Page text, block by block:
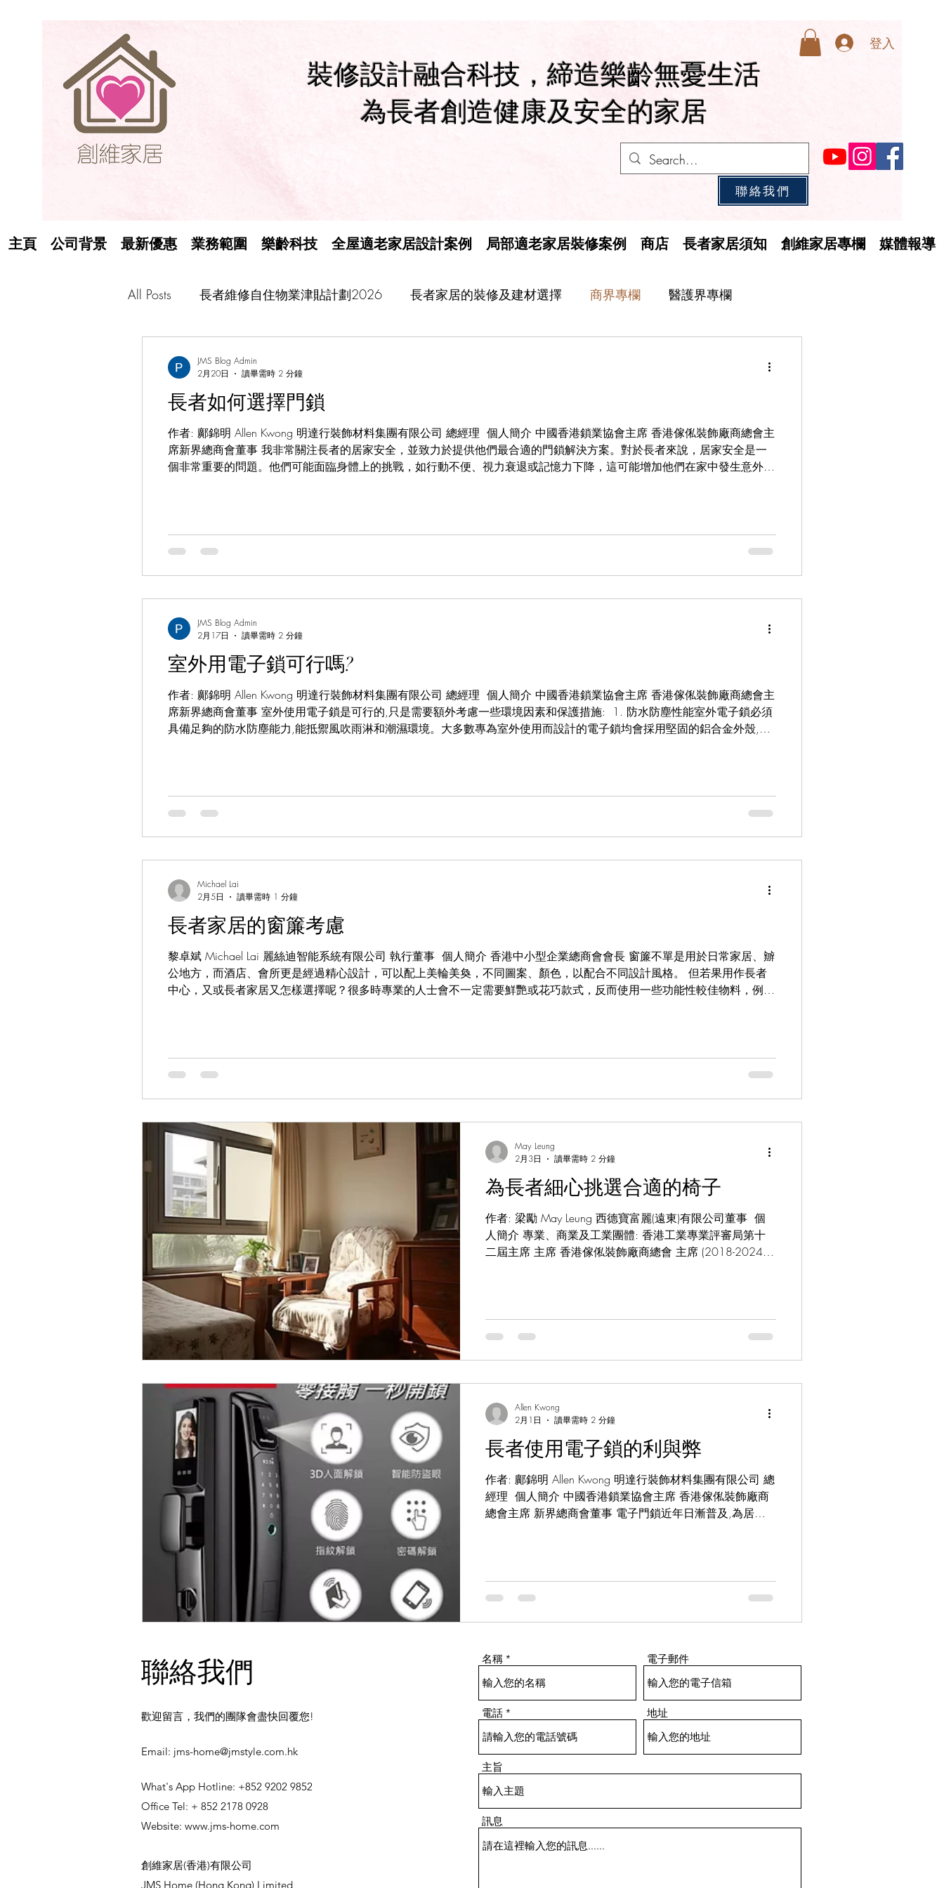
裝修設計融合科技，締造樂齡無憂生活
為長者創造健康及安全的家居
登入
聯絡我們
主頁 公司背景 最新優惠 業務範圍 樂齡科技 全屋適老家居設計案例 局部適老家居裝修案例 商店 長者家居須知 創維家居專欄 媒體報導
All Posts 長者維修自住物業津貼計劃2026 長者家居的裝修及建材選擇 商界專欄 醫護界專欄
長者如何選擇門鎖
作者: 鄺錦明 Allen Kwong 明達行裝飾材料集團有限公司 總經理 ​ 個人簡介 中國香港鎖業協會主席 香港傢俬裝飾廠商總會主
席新界總商會董事 我非常關注長者的居家安全，並致力於提供他們最合適的門鎖解決方案。對於長者來說，居家安全是一
個非常重要的問題。他們可能面臨身體上的挑戰，如行動不便、視力衰退或記憶力下降，這可能增加他們在家中發生意外或
於操作和維護的特點，以適應長者的需求。按鈕或指示燈應該清晰易讀，並且門鎖的操作應該簡單直觀，不需要過多的力量
或靈巧度。同時，門鎖的耐用性和可靠性也是至關重要的，這樣長者就不需要經常檢查和維修門鎖。 除了門鎖，還應該結
JMS Blog Admin
2月20日
讀畢需時 2 分鐘
室外用電子鎖可行嗎?
作者: 鄺錦明 Allen Kwong 明達行裝飾材料集團有限公司 總經理 ​ 個人簡介 中國香港鎖業協會主席 香港傢俬裝飾廠商總會主
席新界總商會董事 室外使用電子鎖是可行的,只是需要額外考慮一些環境因素和保護措施: ​ 1. 防水防塵性能室外電子鎖必須
具備足夠的防水防塵能力,能抵禦風吹雨淋和潮濕環境。大多數專為室外使用而設計的電子鎖均會採用堅固的鋁合金外殼,並
電方式室外電子鎖供電比室內型號更複雜,除了採用常規電池或乾電池外,也會設置太陽能電池板或鋰電池組等,以獲得持久續
航力。 5. 照明警報功能優秀的室外電子鎖還會設有紅外線運動探測器、報警器、照明裝置等,配合智能控制系統,可主動提
JMS Blog Admin
2月17日
讀畢需時 2 分鐘
長者家居的窗簾考慮
黎卓斌 Michael Lai 麗絲迪智能系統有限公司 執行董事 ​ 個人簡介 香港中小型企業總商會會長 窗簾不單是用於日常家居、辧
公地方，而酒店、會所更是經過精心設計，可以配上美輪美奐，不同圖案、顏色，以配合不同設計風格。 但若果用作長者
中心，又或長者家居又怎樣選擇呢？很多時專業的人士會不一定需要鮮艷或花巧款式，反而使用一些功能性較佳物料，例如
Michael Lai
2月5日
讀畢需時 1 分鐘
為長者細心挑選合適的椅子
作者: 梁勵 May Leung 西德寶富麗(遠東)有限公司董事 ​ 個
人簡介 專業、商業及工業團體: 香港工業專業評審局第十
二屆主席 主席 香港傢俬裝飾廠商總會 主席 (2018-2024)
不但能為體弱長者帶來坐臥的舒適感,更能減低他們在起居
時的跌傷風險,對提升長輩生活質素意義重大。今天,我就為
頂,以完全支撐頸椎和頭部,避免長時間彎曲脊椎而導致腰背
勞損。 扶手要夠寬大結實,讓長者能以手掌完全撐著,方便
他們站起及坐下時借力。最佳設有上翻扶手,可將手臂平舖
在上暫作支撐。 2. 坐墊深度約14-18吋為宜,讓長者坐時雙
腳能自然放地,有助站立。過深會令雙腿懸
May Leung
2月3日
讀畢需時 2 分鐘
長者使用電子鎖的利與弊
作者: 鄺錦明 Allen Kwong 明達行裝飾材料集團有限公司 總
經理 ​ 個人簡介 中國香港鎖業協會主席 香港傢俬裝飾廠商
總會主席 新界總商會董事 電子門鎖近年日漸普及,為居家
入安全適合長者使用的電子鎖,通常設有密碼鎖、指紋識別
或密鑰卡等功能,比傳統鎖匙更便於開啟。而且密碼和生物
況。若長者不在家或遇到緊急情況需要開門,家人亦可以遠
程操作,十分方便。 4. 避免手部勞損習慣使用傳統鑰匙鎖的
長者常常因為手腕或關節勞損,導致開啟門鎖時感到吃力。
使用手勢、密碼、指紋等觸控方式可顯5. 著減輕長者的負
荷。 預設功能部分電子鎖提供預設功能,可以根據長者的作
Allen Kwong
2月1日
讀畢需時 2 分鐘
名稱 電子郵件
電話 地址
主旨
訊息
聯絡我們
歡迎留言，我們的團隊會盡快回覆您!
​Email: jms-home@jmstyle.com.hk
What's App Hotline: +852 9202 9852
Office Tel: + 852 2178 0928
Website: www.jms-home.com
創維家居(香港)有限公司
JMS Home (Hong Kong) Limited